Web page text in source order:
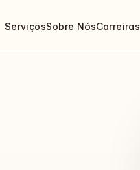
ServiçosSobre NósCarreiras